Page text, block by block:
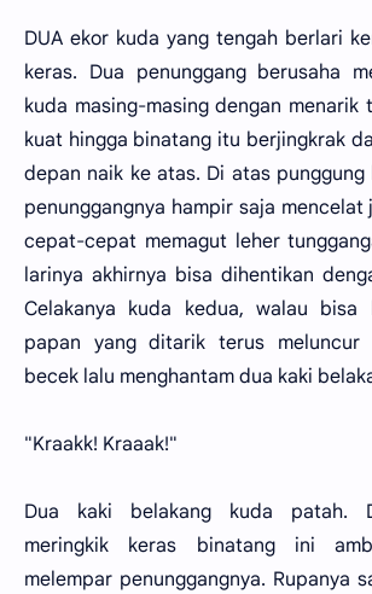
DUA ekor kuda yang tengah berlari
keras. Dua penunggang berusaha
kuda masing-masing dengan menarik
kuat hingga binatang itu berjingkrak
depan naik ke atas. Di atas
penunggangnya hampir saja
cepat-cepat memagut leher
larinya akhirnya bisa dihentikan
Celakanya kuda kedua, walau bisa
papan yang ditarik terus
becek lalu menghantam dua kaki
"Kraakk! Kraaak!"
Dua kaki belakang kuda patah.
meringkik keras binatang ini
melempar penunggangnya. Rupanya